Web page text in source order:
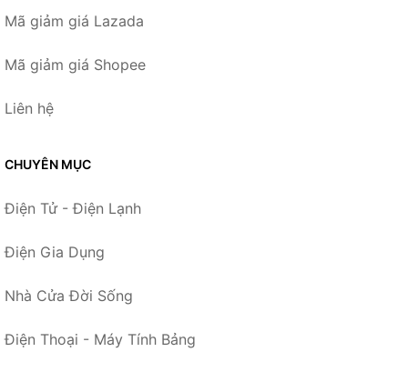
Mã giảm giá Lazada
Mã giảm giá Shopee
Liên hệ
CHUYÊN MỤC
Điện Tử - Điện Lạnh
Điện Gia Dụng
Nhà Cửa Đời Sống
Điện Thoại - Máy Tính Bảng